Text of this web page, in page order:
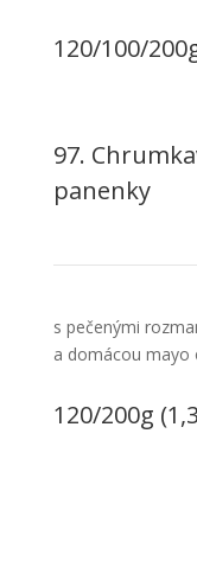
120/100/
97.
panenky
s pečenými
a domácou mayo
120/200g